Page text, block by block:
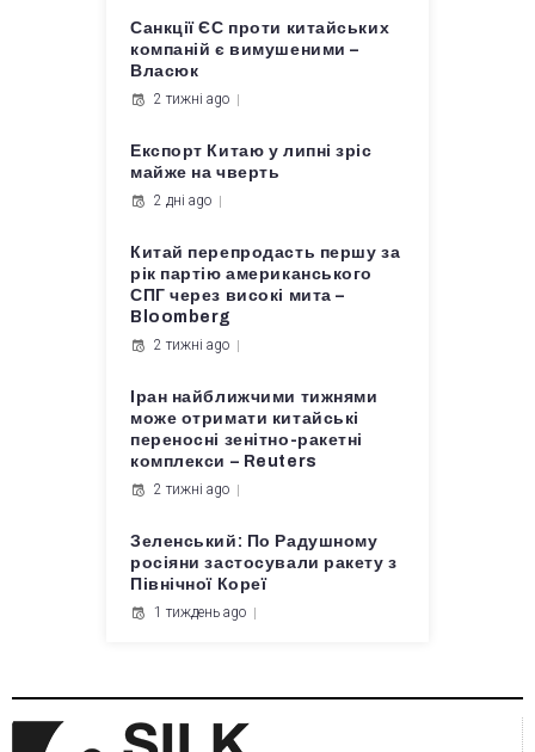
Санкції ЄС проти китайських
компаній є вимушеними –
Власюк
2 тижні ago
Експорт Китаю у липні зріс
майже на чверть
2 дні ago
Китай перепродасть першу за
рік партію американського
СПГ через високі мита –
Bloomberg
2 тижні ago
Іран найближчими тижнями
може отримати китайські
переносні зенітно-ракетні
комплекси – Reuters
2 тижні ago
Зеленський: По Радушному
росіяни застосували ракету з
Північної Кореї
1 тиждень ago